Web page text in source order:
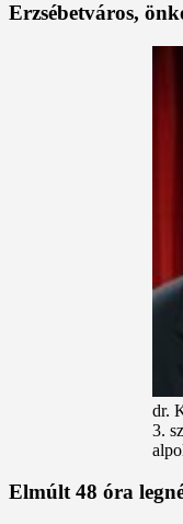
Erzsébetváros,
dr.
3.
Elmúlt 48 óra